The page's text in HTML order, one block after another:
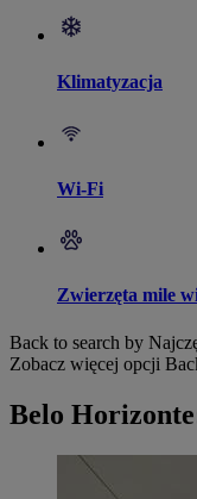
Klimatyzacja
Wi-Fi
Zwierzęta mile
Back to search by
Zobacz więcej opcji
Belo